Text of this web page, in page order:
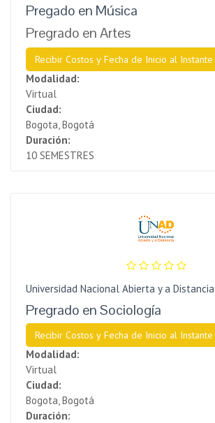
Pregado en Música
Pregrado en Artes
Recibir Costos y Fecha de Inicio al Instante
Modalidad:
Virtual
Ciudad:
Bogota, Bogotá
Duración:
10 SEMESTRES
Universidad Nacional Abierta y a Distancia
Pregrado en Sociología
Recibir Costos y Fecha de Inicio al Instante
Modalidad:
Virtual
Ciudad:
Bogota, Bogotá
Duración: